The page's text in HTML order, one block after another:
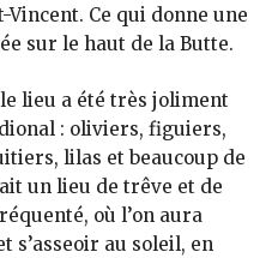
Ce qui donne une
sur le haut de la Butte.
lieu a été très joliment
: oliviers, figuiers,
lilas et beaucoup de
un lieu de trêve et de
où l’on aura
s’asseoir au soleil, en